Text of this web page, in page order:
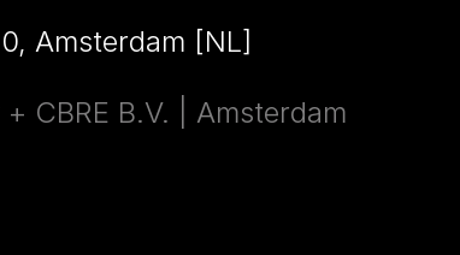
Amsterdam [NL]
CBRE B.V. | Amsterdam